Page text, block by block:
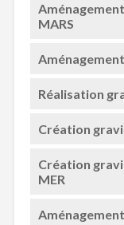
MARS
Réalisation
Création
Création
MER